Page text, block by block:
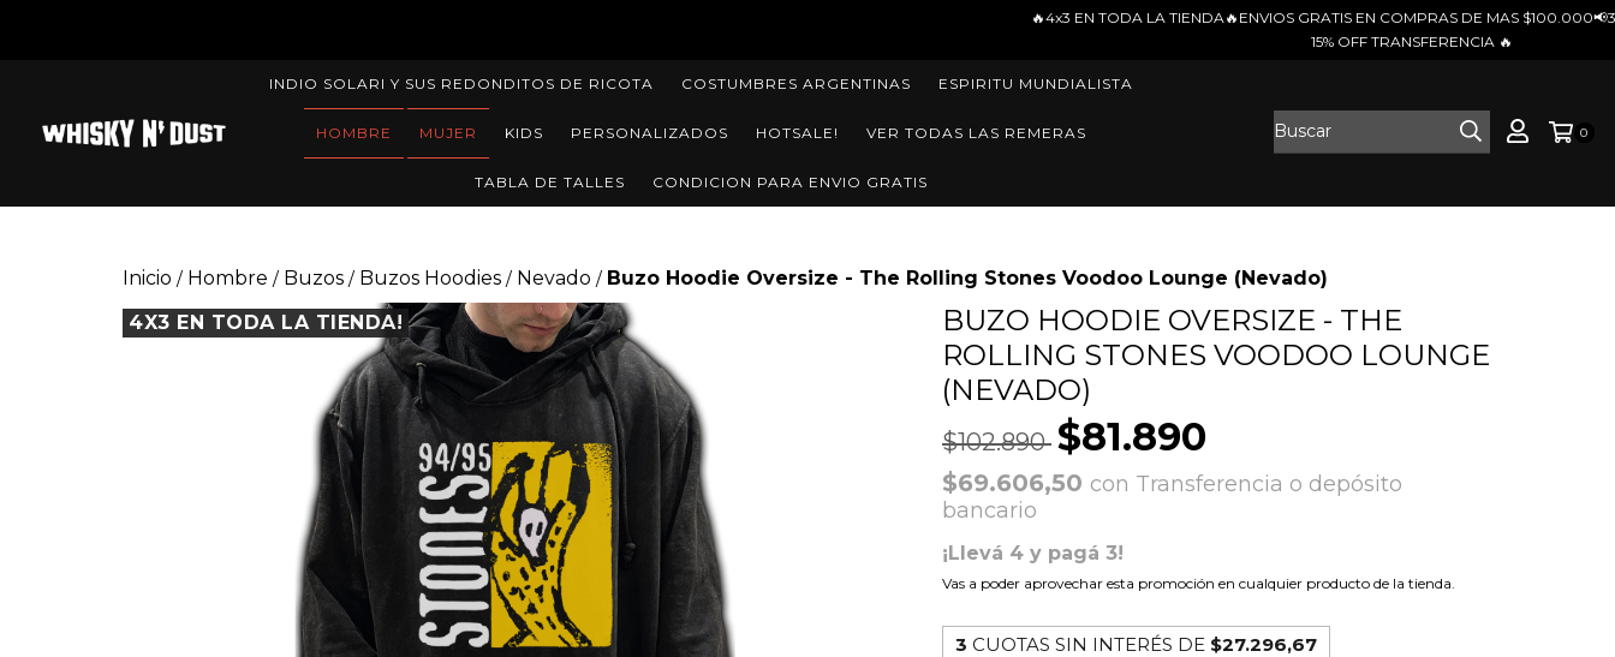
🔥4x3 EN TODA LA TIENDA🔥ENVIOS GRATIS EN COMPRAS DE MAS $100.000📢3 CUOTAS SIN INTERES 📢
INDIO SOLARI Y SUS REDONDITOS DE RICOTA COSTUMBRES ARGENTINAS ESPIRITU MUNDIALISTA
HOMBRE MUJER KIDS PERSONALIZADOS HOTSALE! VER TODAS LAS REMERAS
TABLA DE TALLES CONDICION PARA ENVIO GRATIS
0
Inicio / Hombre / Buzos / Buzos Hoodies / Nevado / Buzo Hoodie Oversize - The Rolling Stones Voodoo Lounge (Nevado)
4X3 EN TODA LA TIENDA!
BUZO HOODIE OVERSIZE - THE
ROLLING STONES VOODOO LOUNGE
(NEVADO)
$102.890 $81.890
$69.606,50 con Transferencia o depósito
bancario
¡Llevá 4 y pagá 3!
Vas a poder aprovechar esta promoción en cualquier producto de la tienda.
3 CUOTAS SIN INTERÉS DE $27.296,67